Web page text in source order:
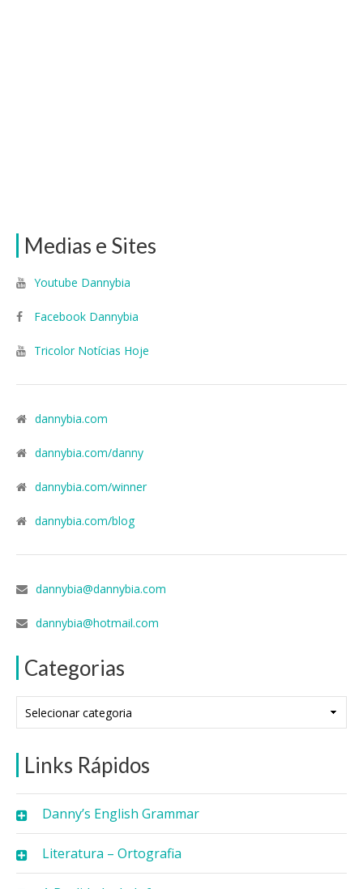
Medias e Sites
Youtube Dannybia
Facebook Dannybia
Tricolor Notícias Hoje
dannybia.com
dannybia.com/danny
dannybia.com/winner
dannybia.com/blog
dannybia@dannybia.com
dannybia@hotmail.com
Categorias
Links Rápidos
Danny’s English Grammar
Literatura – Ortografia